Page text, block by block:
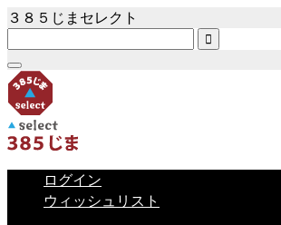
３８５じまセレクト

ログイン
ウィッシュリスト